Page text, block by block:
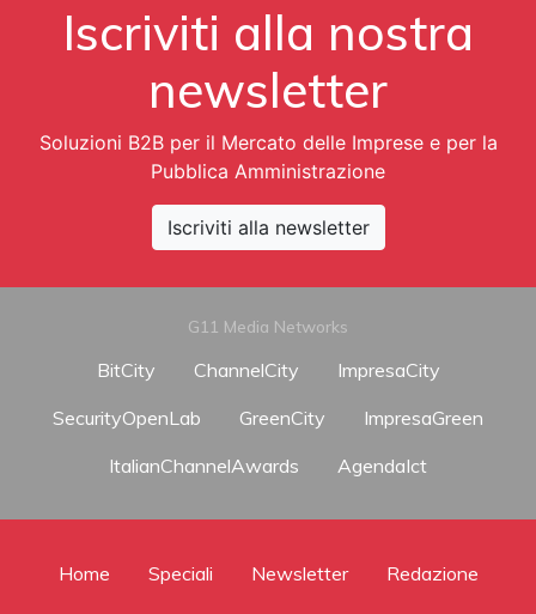
Iscriviti alla nostra
newsletter
Soluzioni B2B per il Mercato delle Imprese e per la
Pubblica Amministrazione
Iscriviti alla newsletter
G11 Media Networks
BitCity ChannelCity
ImpresaCity
SecurityOpenLab
GreenCity
ImpresaGreen
ItalianChannelAwards
AgendaIct
Home Speciali Newsletter Redazione